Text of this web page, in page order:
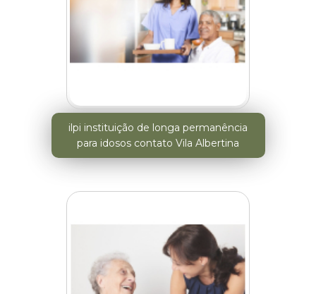
ilpi instituição de longa permanência
para idosos contato Vila Albertina